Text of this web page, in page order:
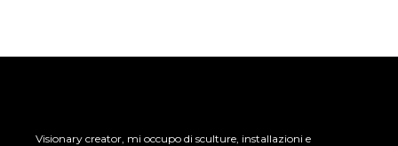
Visionary creator, mi occupo di sculture, installazioni e